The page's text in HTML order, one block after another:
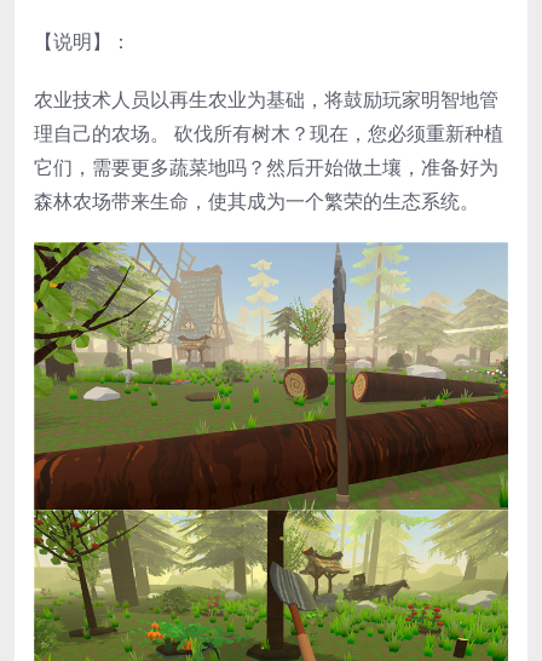
【说明】：
农业技术人员以再生农业为基础，将鼓励玩家明智地管
理自己的农场。 砍伐所有树木？现在，您必须重新种植
它们，需要更多蔬菜地吗？然后开始做土壤，准备好为
森林农场带来生命，使其成为一个繁荣的生态系统。